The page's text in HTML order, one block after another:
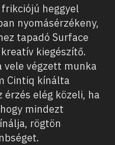
heggyel
nyomásérzékeny,
tapadó Surface
kiegészítő.
vele végzett munka
Cintiq kínálta
elég közeli, ha
mindezt
rögtön